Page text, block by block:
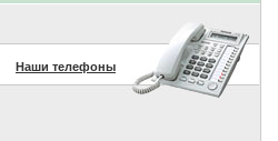
Наши телефоны